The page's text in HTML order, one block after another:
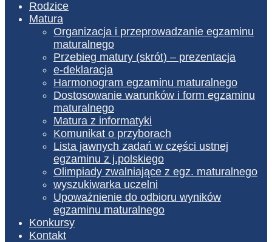
Rodzice
Matura
Organizacja i przeprowadzanie egzaminu
maturalnego
Przebieg matury (skrót) – prezentacja
e-deklaracja
Harmonogram egzaminu maturalnego
Dostosowanie warunków i form egzaminu
maturalnego
Matura z informatyki
Komunikat o przyborach
Lista jawnych zadań w części ustnej
egzaminu z j.polskiego
Olimpiady zwalniające z egz. maturalnego
wyszukiwarka uczelni
Upoważnienie do odbioru wyników
egzaminu maturalnego
Konkursy
Kontakt